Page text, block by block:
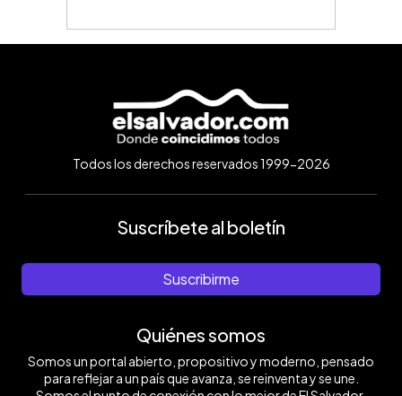
Todos los derechos reservados 1999-2026
Suscríbete al boletín
Suscribirme
Quiénes somos
Somos un portal abierto, propositivo y moderno, pensado
para reflejar a un país que avanza, se reinventa y se une.